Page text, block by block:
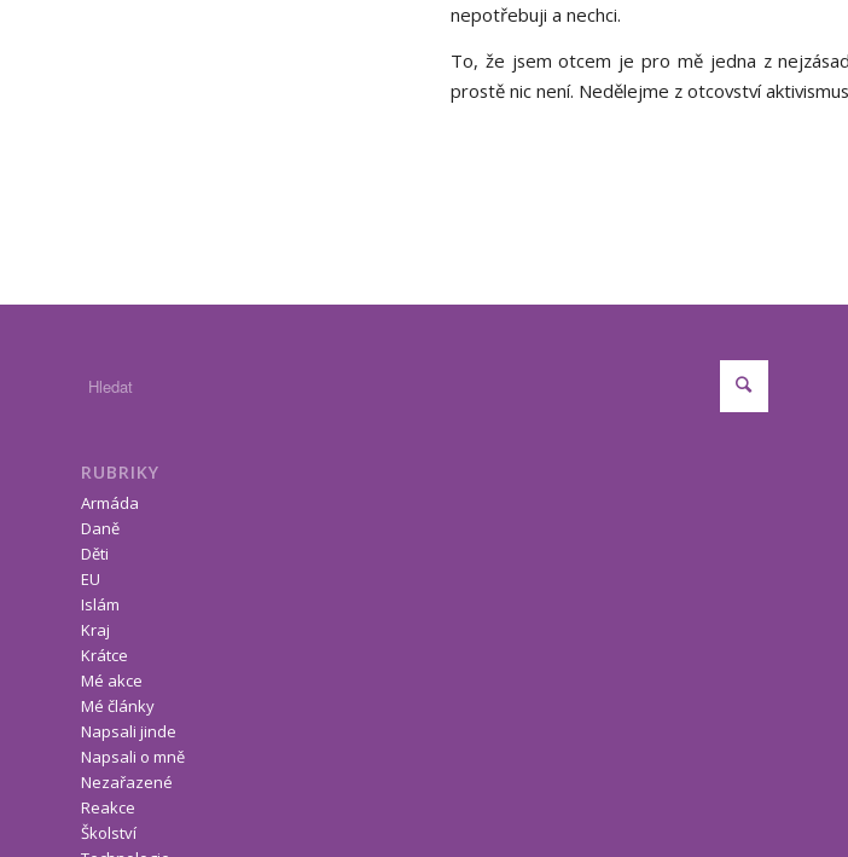
nepotřebuji a nechci.
To, že jsem otcem je pro mě jedna z
prostě nic není. Nedělejme z otcovství
RUBRIKY
Armáda
Daně
Děti
EU
Islám
Kraj
Krátce
Mé akce
Mé články
Napsali jinde
Napsali o mně
Nezařazené
Reakce
Školství